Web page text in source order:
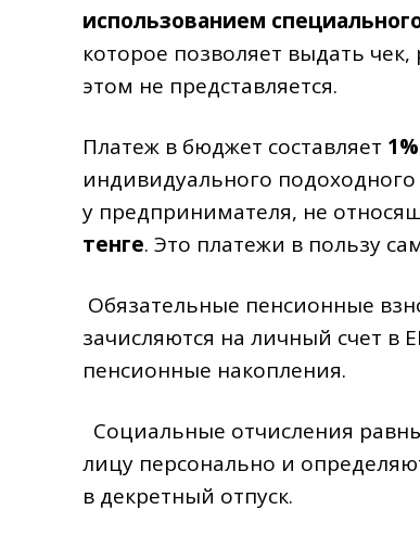
использованием
которое позволяет выдать
этом не представляется.
Платеж в бюджет составляет 1%
индивидуального
у предпринимателя, не
тенге. Это платежи в пользу
Обязательные пенсионные
зачисляются на личный счет
пенсионные накопления.
Социальные отчисления
лицу персонально и
в декретный отпуск.